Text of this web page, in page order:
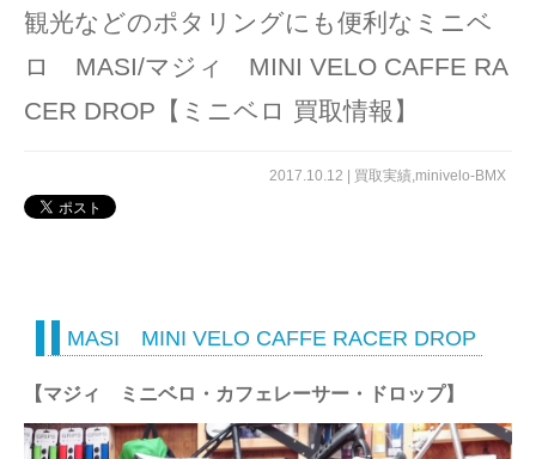
観光などのポタリングにも便利なミニベ
ロ MASI/マジィ MINI VELO CAFFE RA
CER DROP【ミニベロ 買取情報】
2017.10.12 | 買取実績,minivelo-BMX
MASI MINI VELO CAFFE RACER DROP
【マジィ ミニベロ・カフェレーサー・ドロップ】